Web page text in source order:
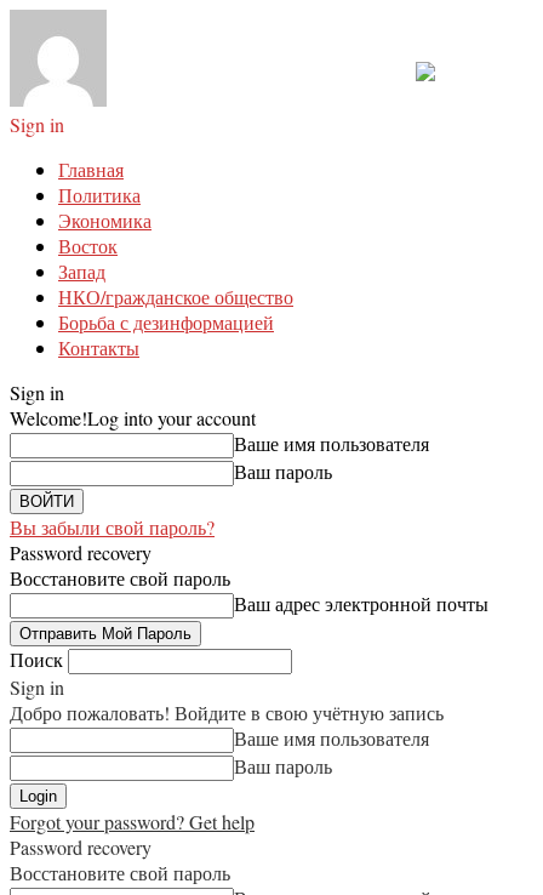
Sign in
Главная
Политика
Экономика
Восток
Запад
НКО/гражданское общество
Борьба с дезинформацией
Контакты
Sign in
Welcome!Log into your account
Ваше имя пользователя
Ваш пароль
Вы забыли свой пароль?
Password recovery
Восстановите свой пароль
Ваш адрес электронной почты
Поиск
Sign in
Добро пожаловать! Войдите в свою учётную запись
Ваше имя пользователя
Ваш пароль
Forgot your password? Get help
Password recovery
Восстановите свой пароль